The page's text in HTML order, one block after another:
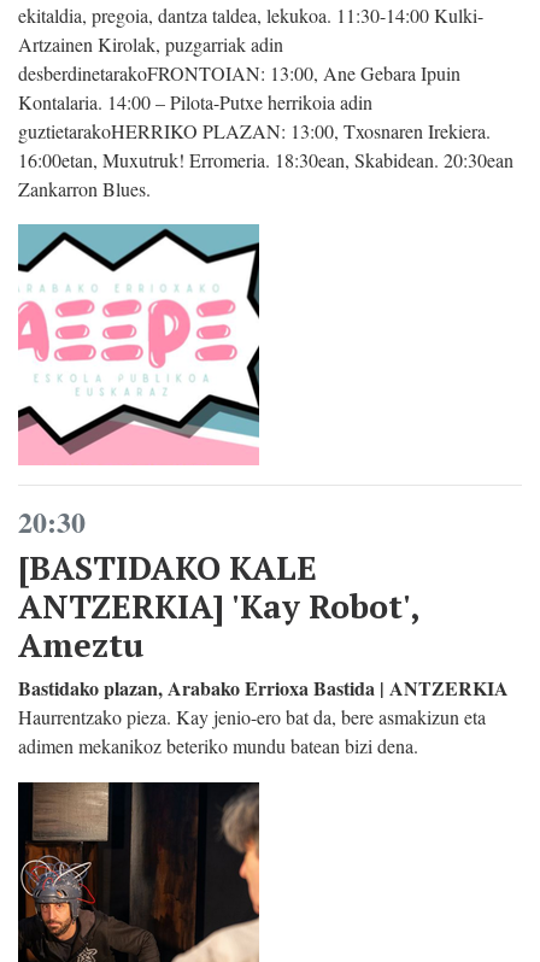
ekitaldia, pregoia, dantza taldea, lekukoa. 11:30-14:00 Kulki-
Artzainen Kirolak, puzgarriak adin
desberdinetarakoFRONTOIAN: 13:00, Ane Gebara Ipuin
Kontalaria. 14:00 – Pilota-Putxe herrikoia adin
guztietarakoHERRIKO PLAZAN: 13:00, Txosnaren Irekiera.
16:00etan, Muxutruk! Erromeria. 18:30ean, Skabidean. 20:30ean
Zankarron Blues.
20:30
[BASTIDAKO KALE
ANTZERKIA] 'Kay Robot',
Ameztu
Bastidako plazan, Arabako Errioxa Bastida | ANTZERKIA
Haurrentzako pieza. Kay jenio-ero bat da, bere asmakizun eta
adimen mekanikoz beteriko mundu batean bizi dena.